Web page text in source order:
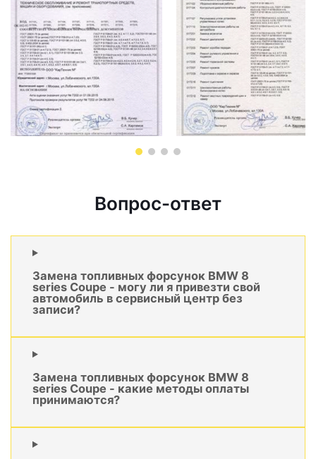
Вопрос-ответ
Замена топливных форсунок BMW 8
series Coupe - могу ли я привезти свой
автомобиль в сервисный центр без
записи?
Замена топливных форсунок BMW 8
series Coupe - какие методы оплаты
принимаются?